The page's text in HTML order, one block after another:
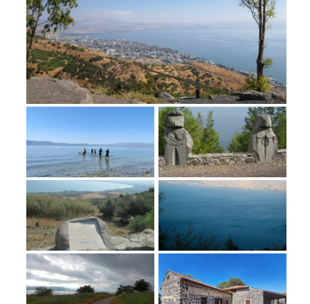
מחנות קיץ
מחנות קיץ
חופשות בבתי ספר שדה
ארץ אהבתי – קבוצות טיולים למבוגרים